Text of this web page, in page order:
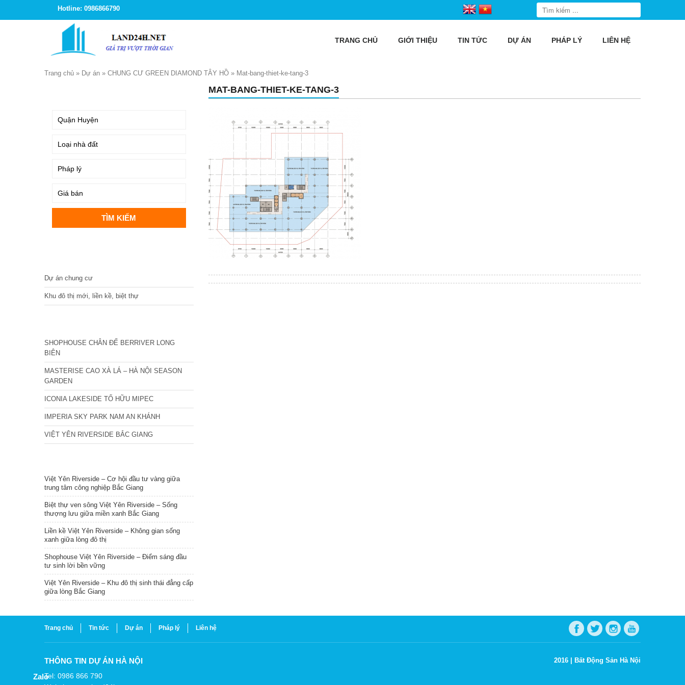
Hotline: 0986866790
TRANG CHỦ GIỚI THIỆU TIN TỨC DỰ ÁN PHÁP LÝ LIÊN HỆ
Trang chủ » Dự án » CHUNG CƯ GREEN DIAMOND TÂY HỒ » Mat-bang-thiet-ke-tang-3
MAT-BANG-THIET-KE-TANG-3
Dự án chung cư
Khu đô thị mới, liền kề, biệt thự
SHOPHOUSE CHÂN ĐẾ BERRIVER LONG
BIÊN
MASTERISE CAO XÀ LÁ – HÀ NỘI SEASON
GARDEN
ICONIA LAKESIDE TỐ HỮU MIPEC
IMPERIA SKY PARK NAM AN KHÁNH
VIỆT YÊN RIVERSIDE BẮC GIANG
Việt Yên Riverside – Cơ hội đầu tư vàng giữa
trung tâm công nghiệp Bắc Giang
Biệt thự ven sông Việt Yên Riverside – Sống
thượng lưu giữa miền xanh Bắc Giang
Liền kề Việt Yên Riverside – Không gian sống
xanh giữa lòng đô thị
Shophouse Việt Yên Riverside – Điểm sáng đầu
tư sinh lời bền vững
Việt Yên Riverside – Khu đô thị sinh thái đẳng cấp
giữa lòng Bắc Giang
Trang chủ Tin tức Dự án Pháp lý Liên hệ
THÔNG TIN DỰ ÁN HÀ NỘI
Tel: 0986 866 790
2016 | Bất Động Sản Hà Nội
Zalo